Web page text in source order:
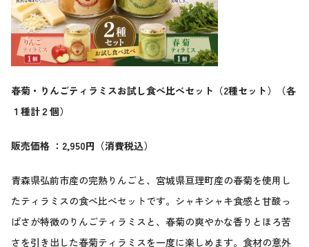
春菊・りんごティラミスお試し食べ比べセット（2種セット）
（各
１種計２個）
販売価格 ：2,950円（消費税込）
青森県弘前市産の完熟りんごと、宮城県亘理町産の春菊を使用し
たティラミスの食べ比べセットです。シャキシャキ食感と甘酸っ
ぱさが特徴のりんごティラミスと、春菊の爽やかな香りとほろ苦
さを引き出した春菊ティラミスを一度に楽しめます。食材の意外